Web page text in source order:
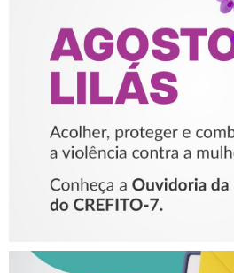
AGOSTO LILÁS
PROTEGER E
VIOLÊNCIA
MULHER